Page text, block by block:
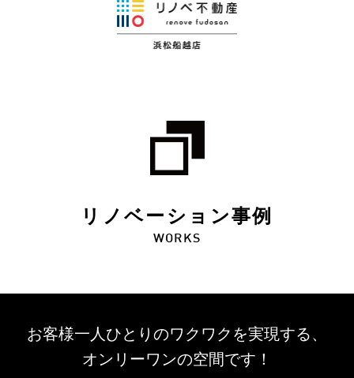
リノベーション事例
WORKS
お客様一人ひとりのワクワクを実現する、
オンリーワンの空間です！